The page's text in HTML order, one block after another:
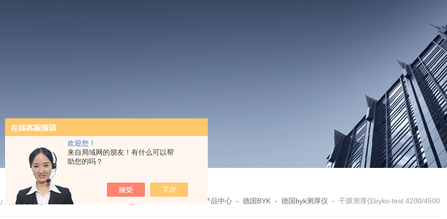
欢迎您！
来自局域网的朋友！有什么可以帮
助您的吗？
/ PRODUCTS 产品中心 - 德国BYK - 德国byk测厚仪 - 干膜测厚仪byko-test 4200/4500